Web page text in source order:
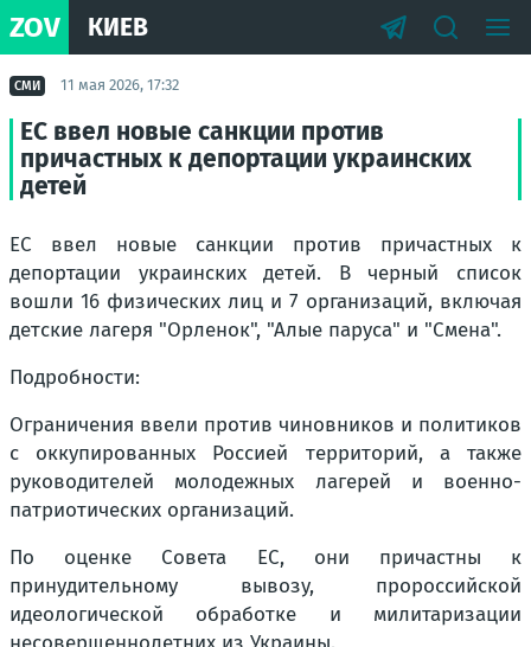
ZOV КИЕВ
СМИ 11 мая 2026, 17:32
ЕС ввел новые санкции против
причастных к депортации украинских
детей
ЕС ввел новые санкции против причастных к
депортации украинских детей. В черный список
вошли 16 физических лиц и 7 организаций, включая
детские лагеря "Орленок", "Алые паруса" и "Смена".
Подробности:
Ограничения ввели против чиновников и политиков
с оккупированных Россией территорий, а также
руководителей молодежных лагерей и военно-
патриотических организаций.
По оценке Совета ЕС, они причастны к
принудительному вывозу, пророссийской
идеологической обработке и милитаризации